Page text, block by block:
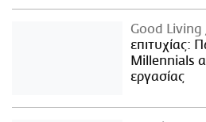
Good Living
επιτυχίας:
Millennials
εργασίας